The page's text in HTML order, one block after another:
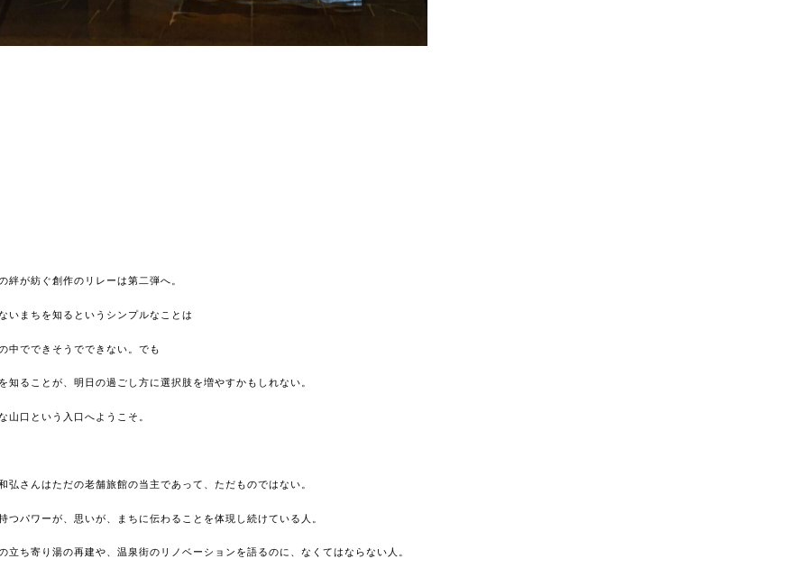
絆が紡ぐ創作のリレーは第二弾へ。
いまちを知るというシンプルなことは
中でできそうでできない。でも
知ることが、明日の過ごし方に選択肢を増やすかもしれない。
山口という入口へようこそ。
弘さんはただの老舗旅館の当主であって、ただものではない。
つパワーが、思いが、まちに伝わることを体現し続けている人。
立ち寄り湯の再建や、温泉街のリノベーションを語るのに、なくてはならない人。